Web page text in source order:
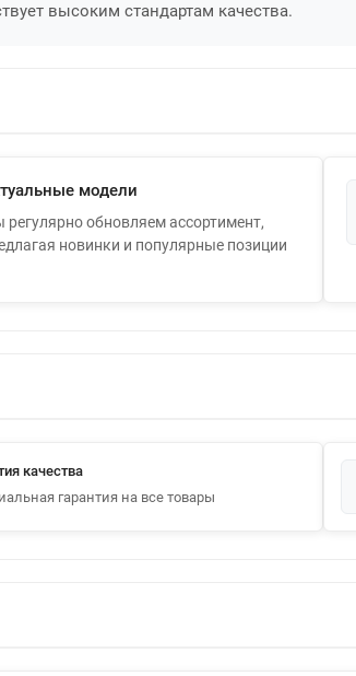
высоким стандартам качества.
модели
обновляем ассортимент,
новинки и популярные позиции
качества
гарантия на все товары